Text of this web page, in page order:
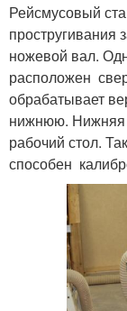
Рейсмусовый
простругивания
ножевой вал.
расположен
обрабатывает
нижнюю. Нижняя
рабочий стол.
способен